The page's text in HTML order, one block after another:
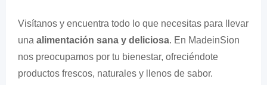
Visítanos y encuentra todo lo que necesitas para llevar
una alimentación sana y deliciosa. En MadeinSion
nos preocupamos por tu bienestar, ofreciéndote
productos frescos, naturales y llenos de sabor.